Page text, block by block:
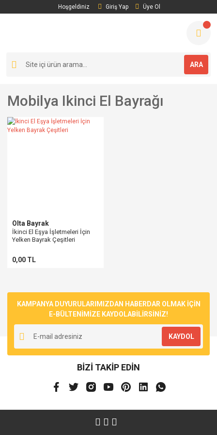
Hoşgeldiniz Giriş Yap Üye Ol
ARA
Mobilya Ikinci El Bayrağı
Olta Bayrak
İkinci El Eşya İşletmeleri İçin
Yelken Bayrak Çeşitleri
0,00 TL
KAMPANYA DUYURULARIMIZDAN HABERDAR OLMAK İÇİN
E-BÜLTENİMİZE KAYDOLABİLİRSİNİZ!
KAYDOL
BİZİ TAKİP EDİN